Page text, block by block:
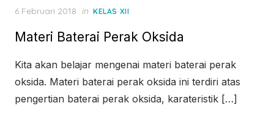
Posted
6 Februari 2018 in KELAS XII
Materi Baterai Perak Oksida
Kita akan belajar mengenai materi baterai perak
oksida. Materi baterai perak oksida ini terdiri atas
pengertian baterai perak oksida, karateristik […]